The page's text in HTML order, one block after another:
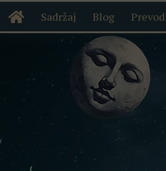
Skip to content
Sadržaj Blog